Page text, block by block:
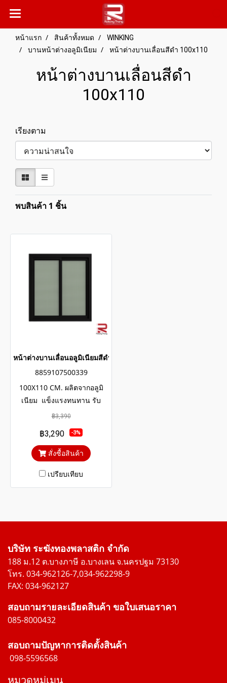
หน้าแรก สินค้าทั้งหมด
WINKING
บานหน้าต่างอลูมิเนียม
หน้าต่างบานเลื่อนสีดำ 100x110
หน้าต่างบานเลื่อนสีดำ
100x110
เรียงตาม
พบสินค้า 1 ชิ้น
หน้าต่างบานเลื่อนอลูมิเนียมสีดำ winking
8859107500339
100X110 CM. ผลิตจากอลูมิ
เนียม แข็งแรงทนทาน รับ
ประกันไม่เกิดสนิมตลอดอายุ
แสงป้องกันความร้อนและรังสียู
วี
฿3,390
฿3,290 -3%
สั่งซื้อสินค้า
เปรียบเทียบ
บริษัท ระฆังทองพลาสติก จำกัด
188 ม.12 ต.บางภาษี อ.บางเลน จ.นครปฐม 73130
โทร. 034-962126-7,034-962298-9
FAX: 034-962127
สอบถามรายละเอียดสินค้า ขอใบเสนอราคา
085-8000432
สอบถามปัญหาการติดตั้งสินค้า
098-5596568
หมวดหมู่เมนู